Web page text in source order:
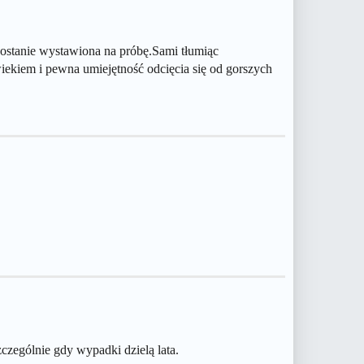
wystawiona na próbę.Sami tłumiąc
i pewna umiejętność odcięcia się od gorszych
gdy wypadki dzielą lata.